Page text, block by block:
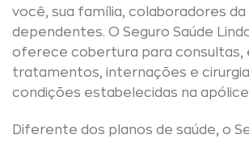
você, sua família, colaboradores
dependentes. O Seguro Saúde
oferece cobertura para consultas,
tratamentos, internações e
condições estabelecidas na
Diferente dos planos de saúde, o